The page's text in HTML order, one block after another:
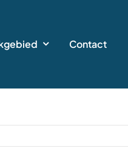
Contact